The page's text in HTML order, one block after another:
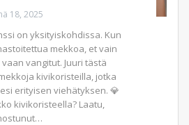
18, 2025
on yksityiskohdissa. Kun
mekkoa, et vain
vangitut. Juuri tästä
kivikoristeilla, jotka
erityisen viehätyksen. 💎
kivikoristeella? Laatu,